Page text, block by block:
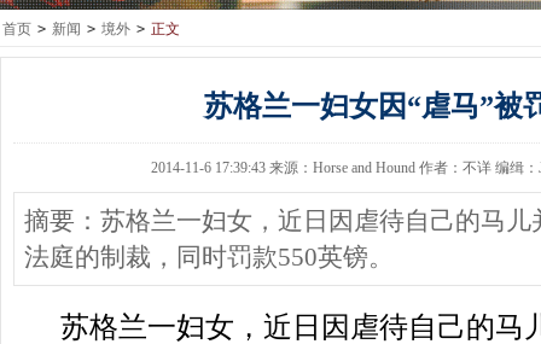
首页 > 新闻 > 境外 > 正文
苏格兰一妇女因“虐马”被
2014-11-6 17:39:43 来源：Horse and Hound 作者：不详 编缉：
摘要：苏格兰一妇女，近日因虐待自己的马
法庭的制裁，同时罚款550英镑。
苏格兰一妇女，近日因虐待自己的马